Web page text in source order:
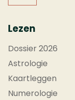
Lezen
Dossier 2026
Astrologie
Kaartleggen
Numerologie